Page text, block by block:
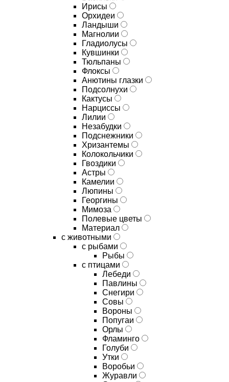
Ирисы
Орхидеи
Ландыши
Магнолии
Гладиолусы
Кувшинки
Тюльпаны
Флоксы
Анютины глазки
Подсолнухи
Кактусы
Нарциссы
Лилии
Незабудки
Подснежники
Хризантемы
Колокольчики
Гвоздики
Астры
Камелии
Люпины
Георгины
Мимоза
Полевые цветы
Материал
с животными
с рыбами
Рыбы
с птицами
Лебеди
Павлины
Снегири
Совы
Вороны
Попугаи
Орлы
Фламинго
Голуби
Утки
Воробьи
Журавли